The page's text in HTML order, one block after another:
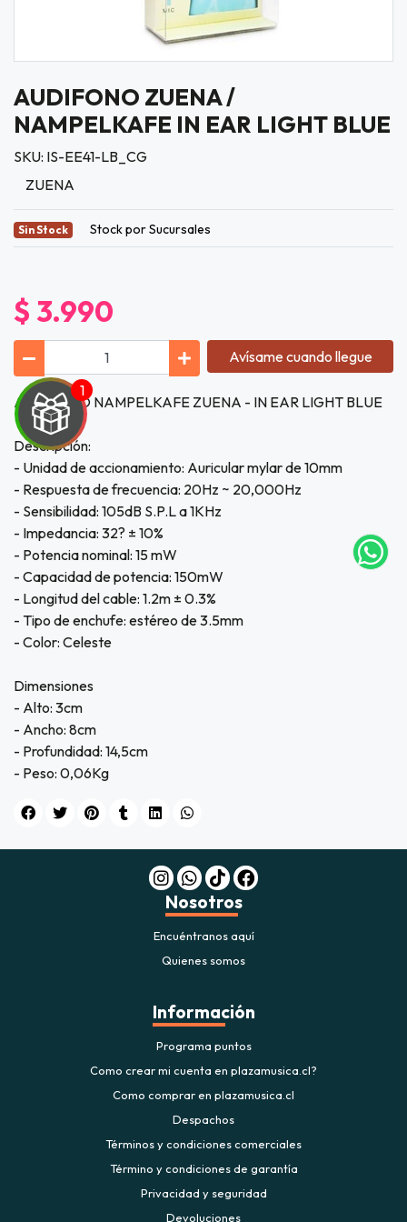
correo
web
AUDIFONO ZUENA /
NAMPELKAFE IN EAR LIGHT BLUE
SKU: IS-EE41-LB_CG
ZUENA
Sin Stock Stock por Sucursales
$ 3.990
Avísame cuando llegue
AUDIFONO NAMPELKAFE ZUENA - IN EAR LIGHT BLUE
Descripción:
- Unidad de accionamiento: Auricular mylar de 10mm
- Respuesta de frecuencia: 20Hz ~ 20,000Hz
- Sensibilidad: 105dB S.P.L a 1KHz
- Impedancia: 32? ± 10%
- Potencia nominal: 15 mW
- Capacidad de potencia: 150mW
- Longitud del cable: 1.2m ± 0.3%
- Tipo de enchufe: estéreo de 3.5mm
- Color: Celeste
Dimensiones
- Alto: 3cm
- Ancho: 8cm
- Profundidad: 14,5cm
- Peso: 0,06Kg
Nosotros
Encuéntranos aquí
Quienes somos
Información
Programa puntos
Como crear mi cuenta en plazamusica.cl?
Como comprar en plazamusica.cl
Despachos
Términos y condiciones comerciales
Término y condiciones de garantía
Privacidad y seguridad
Devoluciones